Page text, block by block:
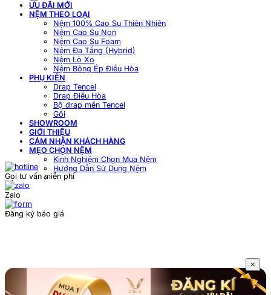
ƯU ĐÃI MỚI
NỆM THEO LOẠI
Nệm 100% Cao Su Thiên Nhiên
Nệm Cao Su Non
Nệm Cao Su Foam
Nệm Đa Tầng (Hybrid)
Nệm Lò Xo
Nệm Bông Ép Điều Hòa
PHỤ KIỆN
Drap Tencel
Drap Điều Hòa
Bộ drap mền Tencel
Gối
SHOWROOM
GIỚI THIỆU
CẢM NHẬN KHÁCH HÀNG
MẸO CHỌN NỆM
Kinh Nghiệm Chọn Mua Nệm
Hướng Dẫn Sử Dụng Nệm
Gọi tư vấn miễn phí
Zalo
Đăng ký báo giá
×